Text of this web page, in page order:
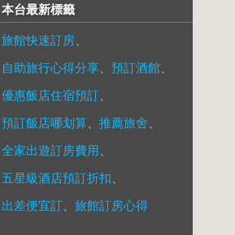
本台最新標籤
旅館快速訂房
自助旅行心得分享
預訂酒館
優惠飯店住宿預訂
預訂飯店哪划算
推薦旅舍
全家出遊訂房費用
五星級酒店預訂折扣
出差便宜訂
旅館訂房心得